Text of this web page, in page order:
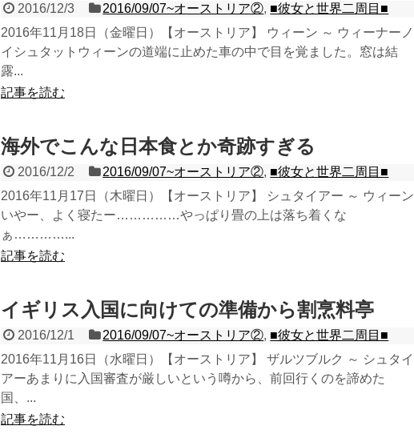
2016/12/3 2016/09/07~オーストリア②, ■彼女と世界二周目■
2016年11月18日（金曜日）【オーストリア】 ウィーン ～ ウィーナーノ
イシュタットウィーンの道端に止めた車の中で目を覚ました。窓は結
露...
記事を読む
海外でこんな日本食とか奇跡すぎる
2016/12/2 2016/09/07~オーストリア②, ■彼女と世界二周目■
2016年11月17日（木曜日）【オーストリア】 シュタイアー ～ ウィーン
いやー、よく寝たー……………やっぱり畳の上は落ち着くな
ぁ…………...
記事を読む
イギリス入国に向けての準備から割烹料亭
2016/12/1 2016/09/07~オーストリア②, ■彼女と世界二周目■
2016年11月16日（水曜日）【オーストリア】 ザルツブルク ～ シュタイ
アーあまりに入国審査が厳しいという噂から、前回行くのを諦めた
国、...
記事を読む